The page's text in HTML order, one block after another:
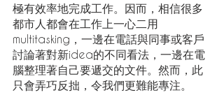
極有效率地完成工作。因而，相信很多
都市人都會在工作上一心二用
multitasking，一邊在電話與同事或客戶
討論著對新idea的不同看法，一邊在電
腦整理著自己要遞交的文件。然而，此
只會弄巧反拙，令我們更難能專注。